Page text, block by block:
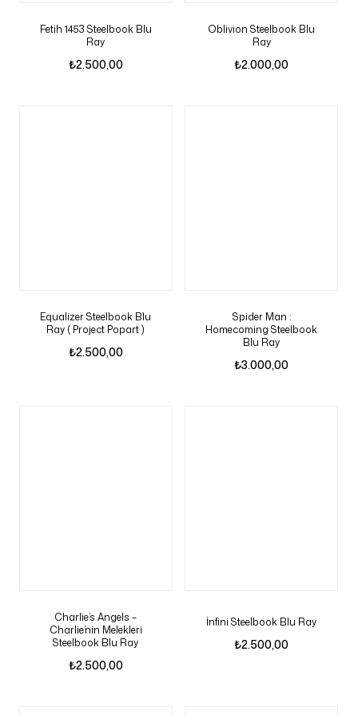
Fetih 1453 Steelbook Blu
Ray
₺2.500,00
Oblivion Steelbook Blu
Ray
₺2.000,00
Equalizer Steelbook Blu
Ray ( Project Popart )
₺2.500,00
Spider Man :
Homecoming Steelbook
Blu Ray
₺3.000,00
Charlie’s Angels –
Charlie’nin Melekleri
Steelbook Blu Ray
₺2.500,00
İnfini Steelbook Blu Ray
₺2.500,00